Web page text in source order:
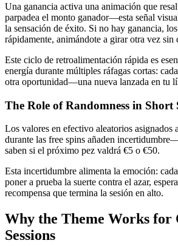
Una ganancia activa una animación que
parpadea el monto ganador—esta señal
la sensación de éxito. Si no hay ganancia, los
rápidamente, animándote a girar otra vez sin
Este ciclo de retroalimentación rápida es
energía durante múltiples ráfagas cortas:
otra oportunidad—una nueva lanzada en tu
The Role of Randomness in Short
Los valores en efectivo aleatorios asignados
durante las free spins añaden
saben si el próximo pez valdrá €5 o €50.
Esta incertidumbre alimenta la emoción:
poner a prueba la suerte contra el azar,
recompensa que termina la sesión en alto.
Why the Theme Works for
Sessions